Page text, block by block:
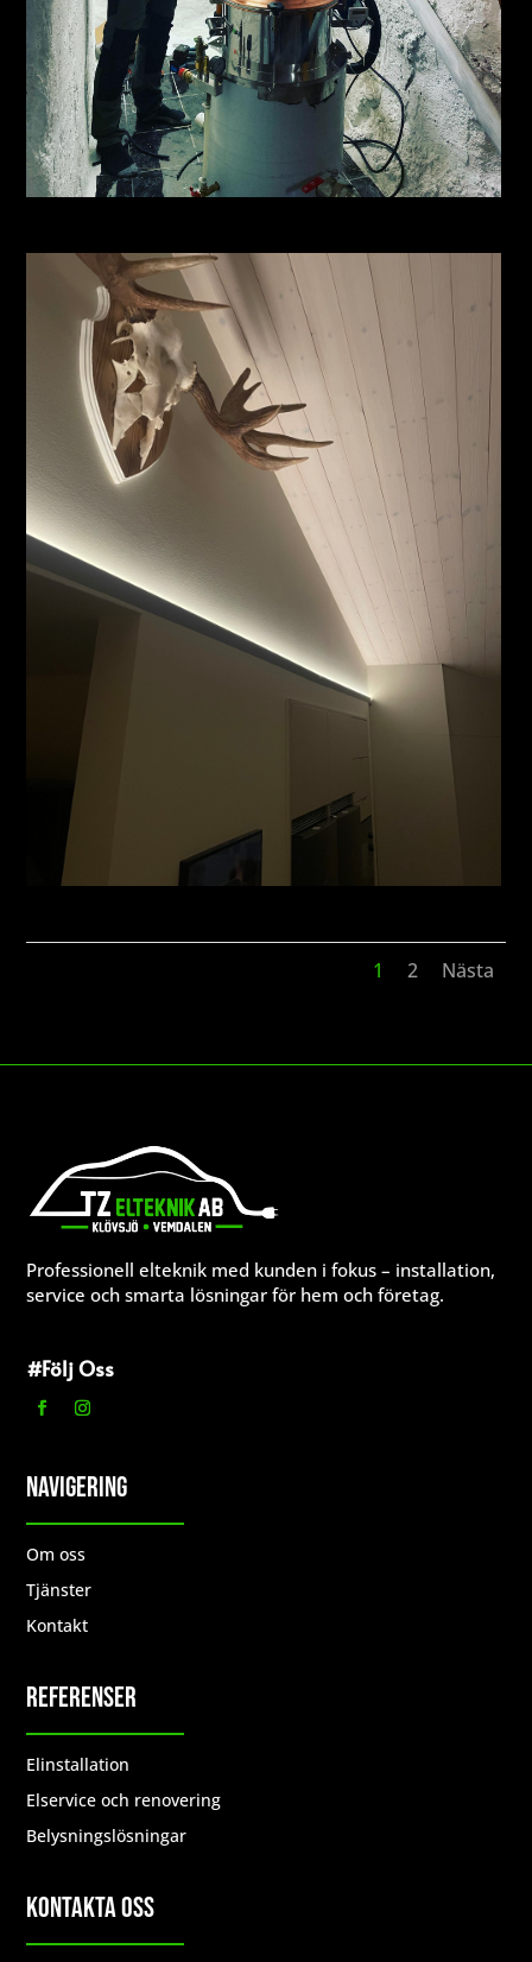
1 2 Nästa
Professionell elteknik med kunden i fokus – installation,
service och smarta lösningar för hem och företag.
#Följ Oss
Navigering
Om oss
Tjänster
Kontakt
Referenser
Elinstallation
Elservice och renovering
Belysningslösningar
Kontakta Oss